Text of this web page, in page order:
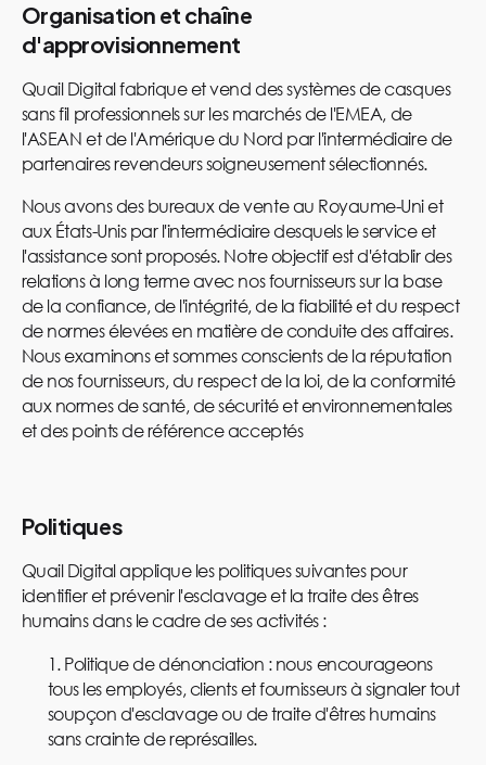
Organisation et chaîne
d'approvisionnement
Quail Digital fabrique et vend des systèmes de casques
sans fil professionnels sur les marchés de l'EMEA, de
l'ASEAN et de l'Amérique du Nord par l'intermédiaire de
partenaires revendeurs soigneusement sélectionnés.
Nous avons des bureaux de vente au Royaume-Uni et
aux États-Unis par l'intermédiaire desquels le service et
l'assistance sont proposés. Notre objectif est d'établir des
relations à long terme avec nos fournisseurs sur la base
de la confiance, de l'intégrité, de la fiabilité et du respect
de normes élevées en matière de conduite des affaires.
Nous examinons et sommes conscients de la réputation
de nos fournisseurs, du respect de la loi, de la conformité
aux normes de santé, de sécurité et environnementales
et des points de référence acceptés
Politiques
Quail Digital applique les politiques suivantes pour
identifier et prévenir l'esclavage et la traite des êtres
humains dans le cadre de ses activités :
Politique de dénonciation : nous encourageons
tous les employés, clients et fournisseurs à signaler tout
soupçon d'esclavage ou de traite d'êtres humains
sans crainte de représailles.